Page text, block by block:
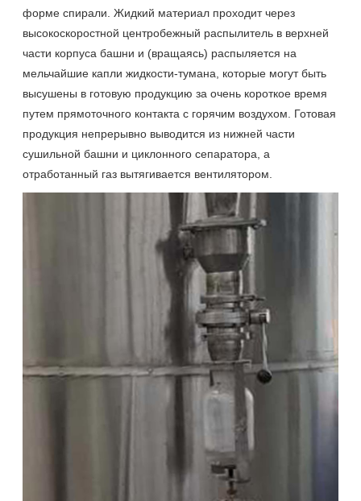
форме спирали. Жидкий материал проходит через
высокоскоростной центробежный распылитель в верхней
части корпуса башни и (вращаясь) распыляется на
мельчайшие капли жидкости-тумана, которые могут быть
высушены в готовую продукцию за очень короткое время
путем прямоточного контакта с горячим воздухом. Готовая
продукция непрерывно выводится из нижней части
сушильной башни и циклонного сепаратора, а
отработанный газ вытягивается вентилятором.